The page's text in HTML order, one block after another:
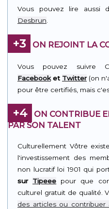
Vous pouvez lire aussi
Desbrun
+3 ON REJOINT LA
Vous pouvez suivre
Facebooket Twitter(on
pour être certifiés, mais
+4
ON CONTRIBUE
PAR SON TALENT
Culturellement Vôtre
l'investissement des
non lucratif loi 1901 qui
sur Tipeee pour que
culturel gratuit de qualité.
des articles ou